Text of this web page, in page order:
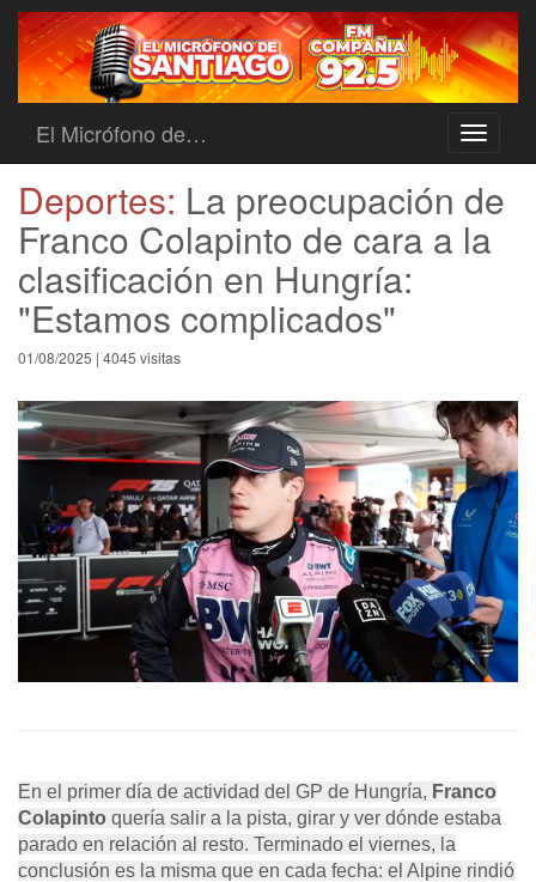
Toggle
El Micrófono de…
Deportes: La preocupación de
Franco Colapinto de cara a la
clasificación en Hungría:
"Estamos complicados"
01/08/2025 | 4045 visitas
En el primer día de actividad del GP de Hungría, Franco
Colapinto quería salir a la pista, girar y ver dónde estaba
parado en relación al resto. Terminado el viernes, la
conclusión es la misma que en cada fecha: el Alpine rindió